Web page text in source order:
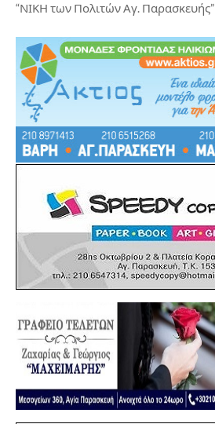
“ΝΙΚΗ των Πολιτών Αγ. Παρασκευής”